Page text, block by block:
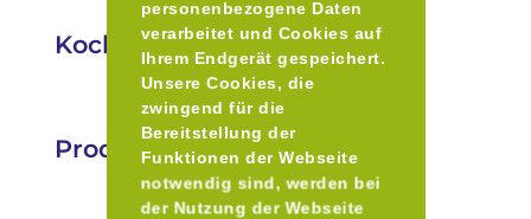
personenbezogene Daten
verarbeitet und Cookies auf
Ihrem Endgerät gespeichert.
Unsere Cookies, die
zwingend für die
Bereitstellung der
Funktionen der Webseite
notwendig sind, werden bei
der Nutzung der Webseite
Kochler Adventsmarkt
Produkte